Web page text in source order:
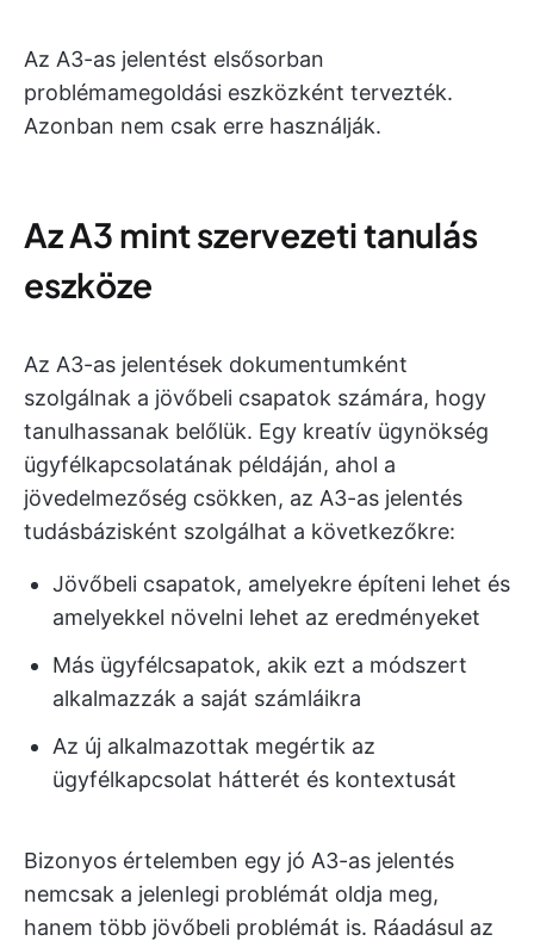
Az A3-as jelentést elsősorban
problémamegoldási eszközként tervezték.
Azonban nem csak erre használják.
Az A3 mint szervezeti tanulás
eszköze
Az A3-as jelentések dokumentumként
szolgálnak a jövőbeli csapatok számára, hogy
tanulhassanak belőlük. Egy kreatív ügynökség
ügyfélkapcsolatának példáján, ahol a
jövedelmezőség csökken, az A3-as jelentés
tudásbázisként szolgálhat a következőkre:
Jövőbeli csapatok, amelyekre építeni lehet és
amelyekkel növelni lehet az eredményeket
Más ügyfélcsapatok, akik ezt a módszert
alkalmazzák a saját számláikra
Az új alkalmazottak megértik az
ügyfélkapcsolat hátterét és kontextusát
Bizonyos értelemben egy jó A3-as jelentés
nemcsak a jelenlegi problémát oldja meg,
hanem több jövőbeli problémát is. Ráadásul az